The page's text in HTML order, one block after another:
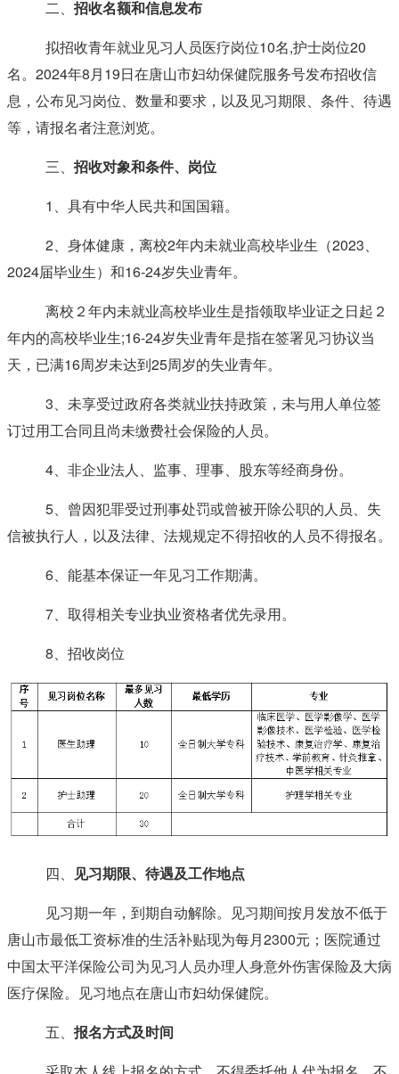
二、 招收名额和信息发布
拟招收青年就业见习人员医疗岗位10名,护士岗位20
名。2024年8月19日在唐山市妇幼保健院服务号发布招收信
息，公布见习岗位、数量和要求，以及见习期限、条件、待遇
等，请报名者注意浏览。
三、 招收对象和条件、岗位
1、具有中华人民共和国国籍。
2、身体健康，离校2年内未就业高校毕业生（2023、
2024届毕业生）和16-24岁失业青年。
离校２年内未就业高校毕业生是指领取毕业证之日起２
年内的高校毕业生;16-24岁失业青年是指在签署见习协议当
天，已满16周岁未达到25周岁的失业青年。
3、未享受过政府各类就业扶持政策，未与用人单位签
订过用工合同且尚未缴费社会保险的人员。
4、非企业法人、监事、理事、股东等经商身份。
5、曾因犯罪受过刑事处罚或曾被开除公职的人员、失
信被执行人，以及法律、法规规定不得招收的人员不得报名。
6、能基本保证一年见习工作期满。
7、取得相关专业执业资格者优先录用。
8、招收岗位
四、 见习期限、待遇及工作地点
见习期一年，到期自动解除。见习期间按月发放不低于
唐山市最低工资标准的生活补贴现为每月2300元；医院通过
中国太平洋保险公司为见习人员办理人身意外伤害保险及大病
医疗保险。见习地点在唐山市妇幼保健院。
五、 报名方式及时间